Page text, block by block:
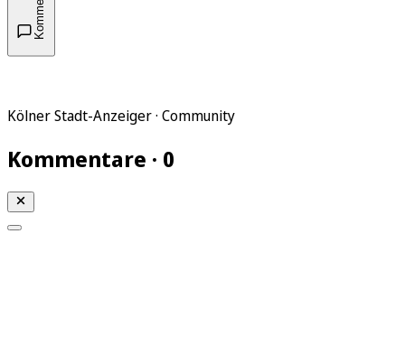
Kölner Stadt-Anzeiger · Community
Kommentare · 0